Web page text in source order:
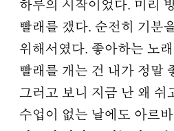
하루의 시작이었다. 미리
빨래를 갰다. 순전히 기분
위해서였다. 좋아하는 노
빨래를 개는 건 내가 정말
그러고 보니 지금 난 왜 쉬
수업이 없는 날에도 아르